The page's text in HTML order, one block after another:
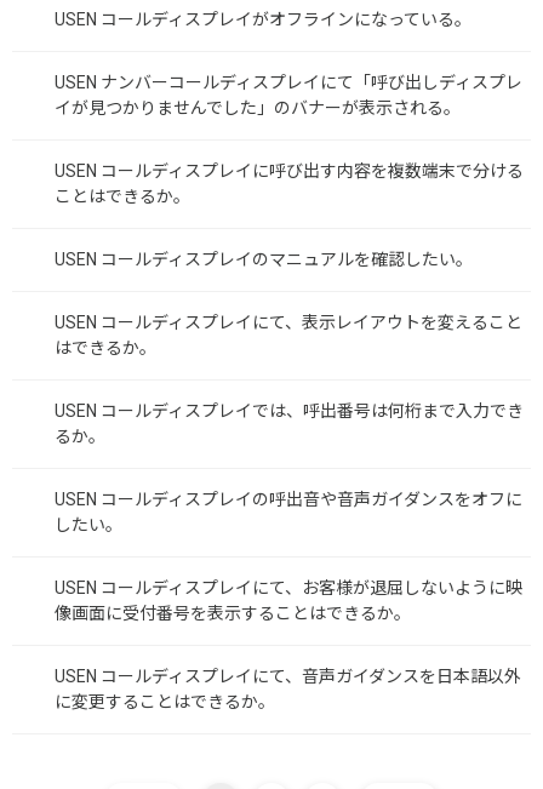
USEN コールディスプレイがオフラインになっている。
USEN ナンバーコールディスプレイにて「呼び出しディスプレ
イが見つかりませんでした」のバナーが表示される。
USEN コールディスプレイに呼び出す内容を複数端末で分ける
ことはできるか。
USEN コールディスプレイのマニュアルを確認したい。
USEN コールディスプレイにて、表示レイアウトを変えること
はできるか。
USEN コールディスプレイでは、呼出番号は何桁まで入力でき
るか。
USEN コールディスプレイの呼出音や音声ガイダンスをオフに
したい。
USEN コールディスプレイにて、お客様が退屈しないように映
像画面に受付番号を表示することはできるか。
USEN コールディスプレイにて、音声ガイダンスを日本語以外
に変更することはできるか。